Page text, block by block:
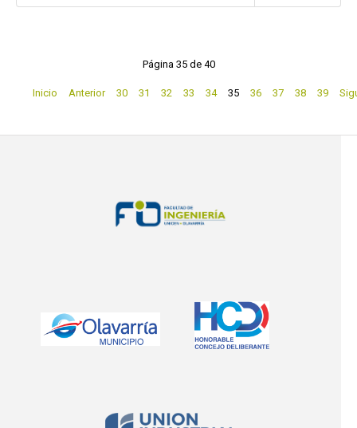
Página 35 de 40
Inicio Anterior 30 31 32 33 34 35 36 37 38 39